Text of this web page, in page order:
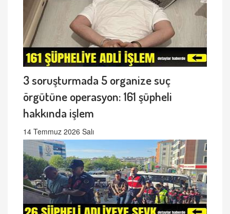
3 soruşturmada 5 organize suç
örgütüne operasyon: 161 şüpheli
hakkında işlem
14 Temmuz 2026 Salı